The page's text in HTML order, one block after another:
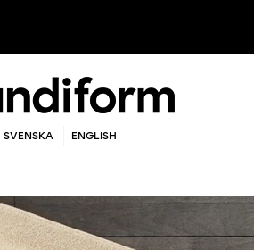
SVENSKA ENGLISH